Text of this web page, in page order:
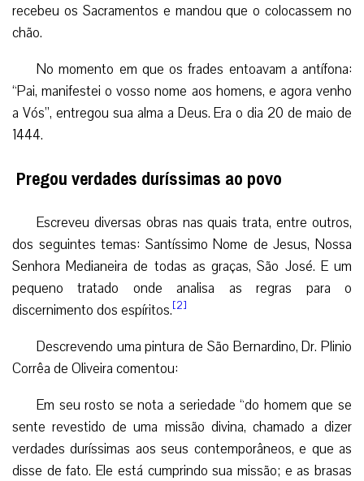
recebeu os Sacramentos e mandou que o colocassem no
chão.
No momento em que os frades entoavam a antífona:
“Pai, manifestei o vosso nome aos homens, e agora venho
a Vós”, entregou sua alma a Deus. Era o dia 20 de maio de
1444.
Pregou verdades duríssimas ao povo
Escreveu diversas obras nas quais trata, entre outros,
dos seguintes temas: Santíssimo Nome de Jesus, Nossa
Senhora Medianeira de todas as graças, São José. E um
pequeno tratado onde analisa as regras para o
discernimento dos espíritos.[2]
Descrevendo uma pintura de São Bernardino, Dr. Plinio
Corrêa de Oliveira comentou:
Em seu rosto se nota a seriedade “do homem que se
sente revestido de uma missão divina, chamado a dizer
verdades duríssimas aos seus contemporâneos, e que as
disse de fato. Ele está cumprindo sua missão; e as brasas